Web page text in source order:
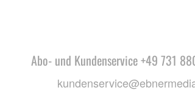
Abo- und Kundenservice +49 731